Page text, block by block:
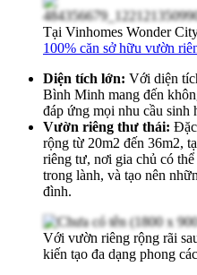
Tại Vinhomes Wonder
100% căn sở hữu vườn
Diện tích lớn: Với diện
Bình Minh mang đến
đáp ứng mọi nhu cầu sinh
Vườn riêng thư thái:
rộng từ 20m2 đến 36m2,
riêng tư, nơi gia chủ có
trong lành, và tạo nên
đình.
Với vườn riêng rộng rãi
kiến tạo đa dạng phong